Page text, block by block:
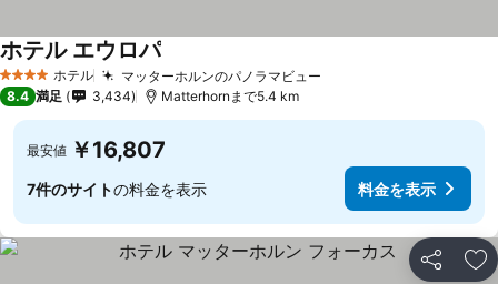
4 ホテルのランク
ホテル マッターホルンのパノラマビュー
ホテル エウロパ
8.4 満足 3,434 Matterhornまで5.4 km
最安値 ￥16,807
7件のサイトの料金を表示 料金を表示
シェア お